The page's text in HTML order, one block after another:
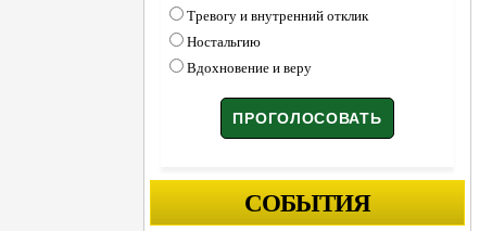
Тревогу и внутренний отклик
Ностальгию
Вдохновение и веру
СОБЫТИЯ